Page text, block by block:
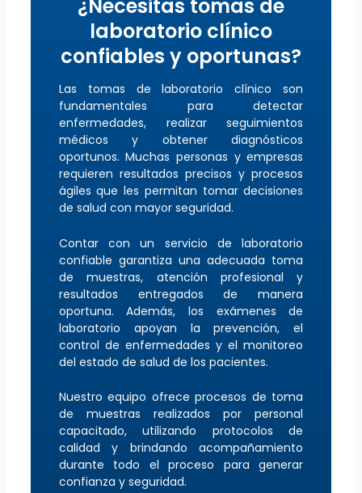
¿Necesitas tomas de
laboratorio clínico
confiables y oportunas?
Las tomas de laboratorio clínico son
fundamentales para detectar
enfermedades, realizar seguimientos
médicos y obtener diagnósticos
oportunos. Muchas personas y empresas
requieren resultados precisos y procesos
ágiles que les permitan tomar decisiones
de salud con mayor seguridad.
Contar con un servicio de laboratorio
confiable garantiza una adecuada toma
de muestras, atención profesional y
resultados entregados de manera
oportuna. Además, los exámenes de
laboratorio apoyan la prevención, el
control de enfermedades y el monitoreo
del estado de salud de los pacientes.
Nuestro equipo ofrece procesos de toma
de muestras realizados por personal
capacitado, utilizando protocolos de
calidad y brindando acompañamiento
durante todo el proceso para generar
confianza y seguridad.